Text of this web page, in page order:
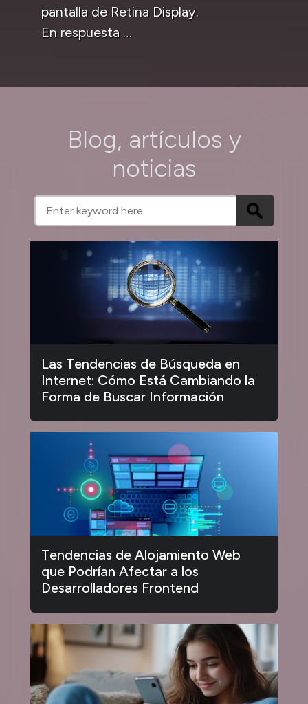
pantalla de Retina Display.
En respuesta …
Blog, artículos y
noticias
Las Tendencias de Búsqueda en
Internet: Cómo Está Cambiando la
Forma de Buscar Información
Tendencias de Alojamiento Web
que Podrían Afectar a los
Desarrolladores Frontend